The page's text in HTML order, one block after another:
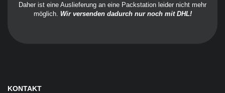
Daher ist eine Auslieferung an eine Packstation leider nicht mehr
möglich. Wir versenden dadurch nur noch mit DHL!
KONTAKT